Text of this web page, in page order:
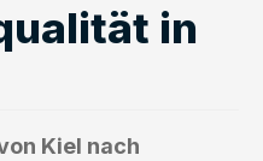
in
Kiel nach